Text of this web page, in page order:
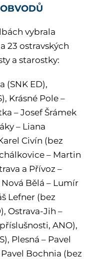
vybrala
23 ostravských
a starostky:
(SNK ED),
Krásné Pole –
– Josef Šrámek
– Liana
Civín (bez
– Martin
a Přívoz –
Bělá – Lumír
Lefner (bez
Ostrava-Jih –
ANO),
Plesná – Pavel
Pavel Bochnia (bez